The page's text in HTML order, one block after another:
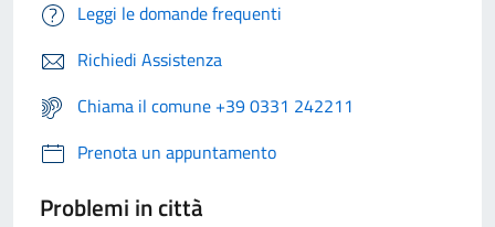
Leggi le domande frequenti
Richiedi Assistenza
Chiama il comune +39 0331 242211
Prenota un appuntamento
Problemi in città